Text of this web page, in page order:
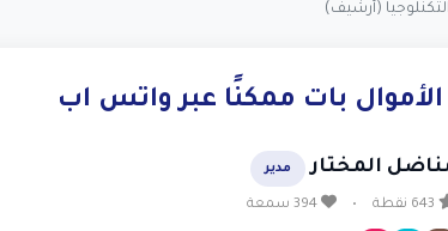
(أرشيف)
الأموال بات ممكنًا عبر واتس اب
المختار مدير
•